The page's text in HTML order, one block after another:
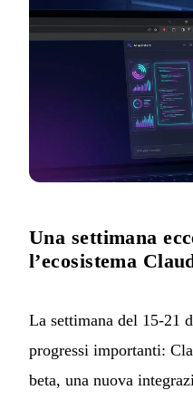
Una settimana
l’ecosistema
La settimana del 15-21
progressi importanti:
beta, una nuova